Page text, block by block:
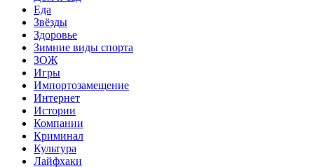
Еда
Звёзды
Здоровье
Зимние виды спорта
ЗОЖ
Игры
Импортозамещение
Интернет
Истории
Компании
Криминал
Культура
Лайфхаки